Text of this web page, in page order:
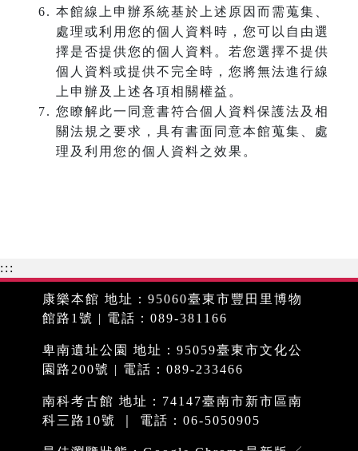
本館線上申辦系統基於上述原因而需蒐集、
處理或利用您的個人資料時，您可以自由選
擇是否提供您的個人資料。若您選擇不提供
個人資料或提供不完全時，您將無法進行線
上申辦及上述各項相關權益。
您瞭解此一同意書符合個人資料保護法及相
關法規之要求，具有書面同意本館蒐集、處
理及利用您的個人資料之效果。
:::
康樂本館 地址：95060臺東市豐田里博物
館路1號 | 電話：089-381166
卑南遺址公園 地址：95059臺東市文化公
園路200號 | 電話：089-233466
南科考古館 地址：74147臺南市新市區南
科三路10號 ｜ 電話：06-5050905